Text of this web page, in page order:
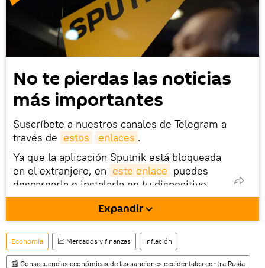
No te pierdas las noticias
más importantes
Suscríbete a nuestros canales de Telegram a
través de estos enlaces .
Ya que la aplicación Sputnik está bloqueada
en el extranjero, en este enlace puedes
descargarla e instalarla en tu dispositivo
móvil (¡solo para Android!).
También tenemos una cuenta en la red
social rusa VK .
Expandir
Economía 📈 Mercados y finanzas inflación
📰 Consecuencias económicas de las sanciones occidentales contra Rusia